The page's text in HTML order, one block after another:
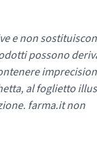
e non
possono
al foglietto
farma.it non